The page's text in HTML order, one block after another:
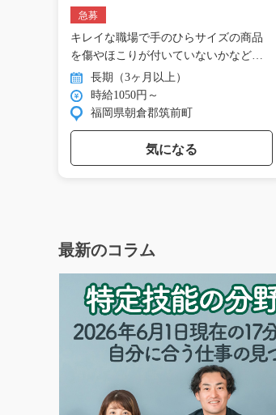
3_01138
急募
キレイな職場で手のひらサイズの商品
を傷やほこりが付いていないかなど
の… 長期（3ヶ月以上）
時給1050円～
福岡県朝倉郡筑前町
気になる
最新のコラム